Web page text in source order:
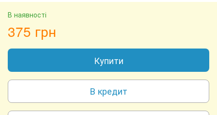
В наявності
375 грн
Купити
В кредит